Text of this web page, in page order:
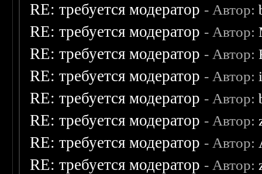
RE: требуется модератор - Автор:
RE: требуется модератор - Автор:
RE: требуется модератор - Автор:
RE: требуется модератор - Автор:
RE: требуется модератор - Автор:
RE: требуется модератор - Автор:
RE: требуется модератор - Автор:
RE: требуется модератор - Автор: